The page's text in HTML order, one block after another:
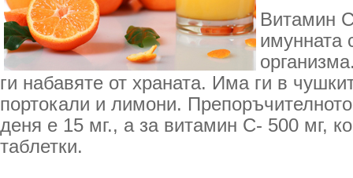
Витамин
имунната
ги набавяте от храната. Има ги в
портокали и лимони.
деня е 15 мг., а за витамин С- 500 мг,
таблетки.